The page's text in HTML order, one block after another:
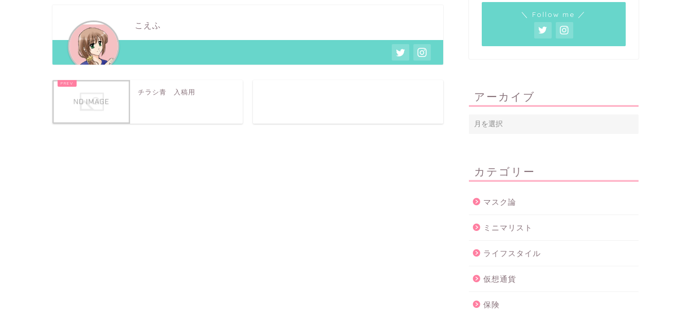
こえふ
チラシ青 入稿用
＼ Follow me ／
アーカイブ
カテゴリー
マスク論
ミニマリスト
ライフスタイル
仮想通貨
保険